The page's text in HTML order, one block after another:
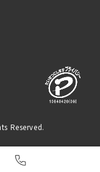
Reserved.